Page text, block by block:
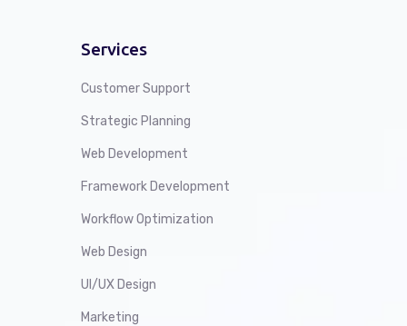
Services
Customer Support
Strategic Planning
Web Development
Framework Development
Workflow Optimization
Web Design
UI/UX Design
Marketing